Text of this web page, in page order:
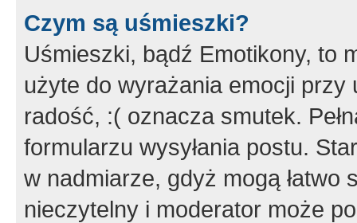
Czym są uśmieszki?
Uśmieszki, bądź Emotikony, to
użyte do wyrażania emocji
radość, :( oznacza smutek.
formularzu wysyłania postu.
w nadmiarze, gdyż mogą
nieczytelny i moderator może